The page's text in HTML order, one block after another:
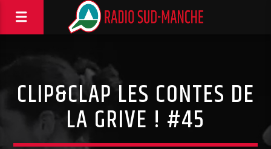
CLIP&CLAP LES CONTES DE
LA GRIVE ! #45